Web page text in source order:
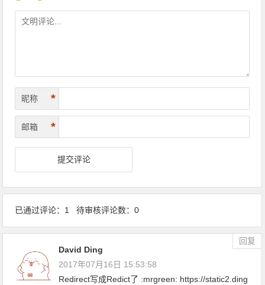
昵称 *
邮箱 *
已通过评论：1 待审核评论数：0
David Ding
回复
2017年07月16日 15:53:58
Redirect写成Redict了 :mrgreen: https://static2.ding